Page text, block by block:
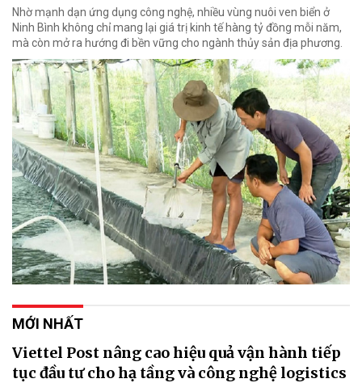
Nhờ mạnh dạn ứng dụng công nghệ, nhiều vùng nuôi ven biển ở
Ninh Bình không chỉ mang lại giá trị kinh tế hàng tỷ đồng mỗi năm,
mà còn mở ra hướng đi bền vững cho ngành thủy sản địa phương.
MỚI NHẤT
Viettel Post nâng cao hiệu quả vận hành tiếp
tục đầu tư cho hạ tầng và công nghệ logistics